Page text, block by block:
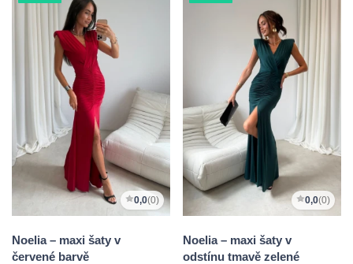
0,0(0)
Noelia – maxi šaty v
červené barvě
0,0(0)
Noelia – maxi šaty v
odstínu tmavě zelené